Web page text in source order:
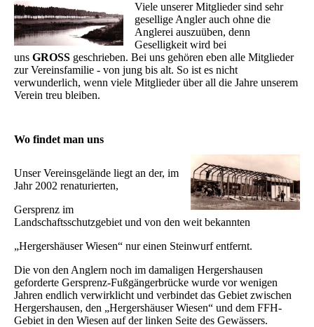
Viele unserer Mitglieder sind sehr
gesellige Angler auch ohne die
Anglerei auszuüben, denn
Geselligkeit wird bei
uns GROSS geschrieben. Bei uns gehören eben alle Mitglieder
zur Vereinsfamilie - von jung bis alt. So ist es nicht
verwunderlich, wenn viele Mitglieder über all die Jahre unserem
Verein treu bleiben.
Wo findet man uns
Unser Vereinsgelände liegt an der, im
Jahr 2002 renaturierten,
Gersprenz im
Landschaftsschutzgebiet und von den weit bekannten
„Hergershäuser Wiesen“ nur einen Steinwurf entfernt.
Die von den Anglern noch im damaligen Hergershausen
geforderte Gersprenz-Fußgängerbrücke wurde vor wenigen
Jahren endlich verwirklicht und verbindet das Gebiet zwischen
Hergershausen, den „Hergershäuser Wiesen“ und dem FFH-
Gebiet in den Wiesen auf der linken Seite des Gewässers.